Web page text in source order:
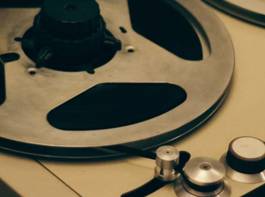
le média 0 en mode modal